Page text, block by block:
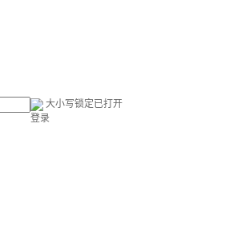
大小写锁定已打开
登录